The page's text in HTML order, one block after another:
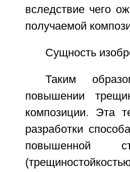
вследствие чего
получаемой
Сущность
Таким
повышении
композиции. Эта
разработки
повышенной